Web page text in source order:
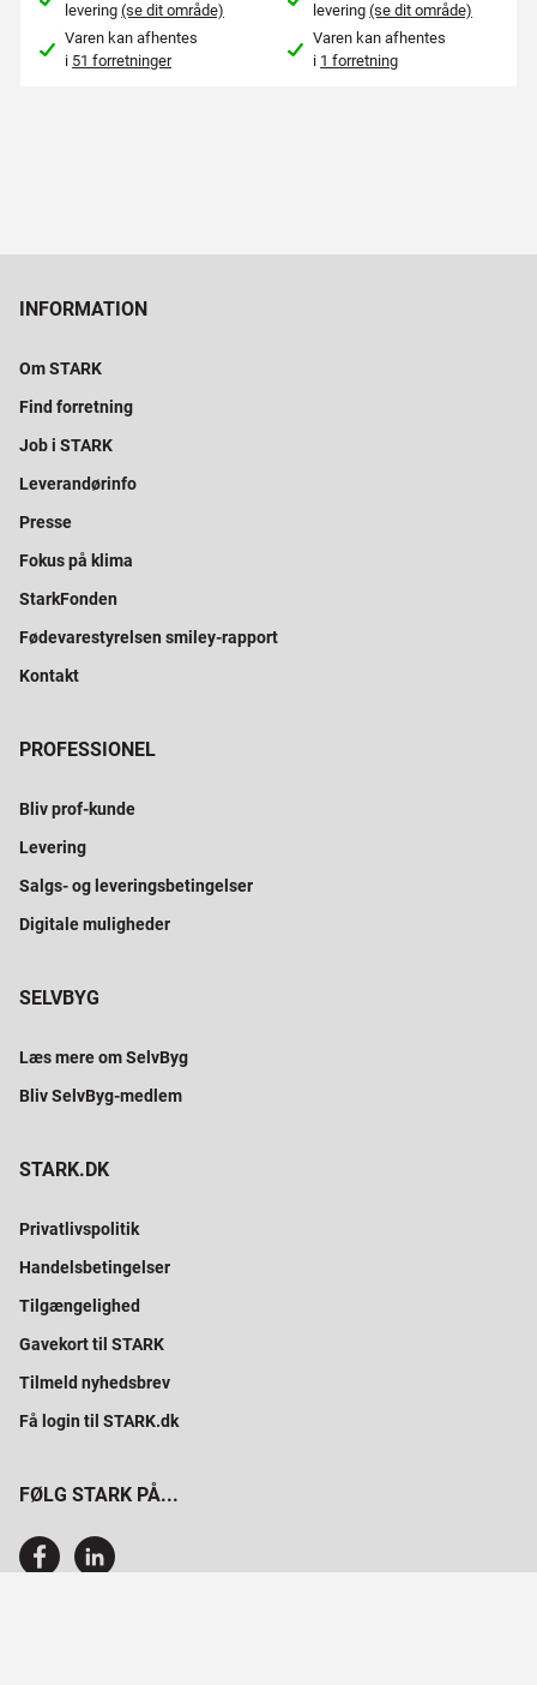
levering(se dit område)
Varen kan afhentes
i 51 forretninger
levering(se dit område)
Varen kan afhentes
i 1 forretning
INFORMATION
Om STARK
Find forretning
Job i STARK
Leverandørinfo
Presse
Fokus på klima
StarkFonden
Fødevarestyrelsen smiley-rapport
Kontakt
PROFESSIONEL
Bliv prof-kunde
Levering
Salgs- og leveringsbetingelser
Digitale muligheder
SELVBYG
Læs mere om SelvByg
Bliv SelvByg-medlem
STARK.DK
Privatlivspolitik
Handelsbetingelser
Tilgængelighed
Gavekort til STARK
Tilmeld nyhedsbrev
Få login til STARK.dk
FØLG STARK PÅ...